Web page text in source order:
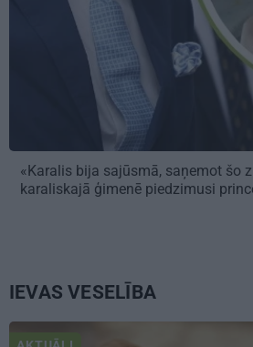
«Karalis bija sajūsmā, saņemot šo
karaliskajā ģimenē piedzimusi
IEVAS VESELĪBA